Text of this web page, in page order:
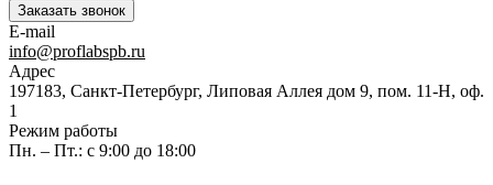
Заказать звонок
E-mail
info@proflabspb.ru
Адрес
197183, Санкт-Петербург, Липовая Аллея дом 9, пом. 11-Н, оф.
1
Режим работы
Пн. – Пт.: с 9:00 до 18:00